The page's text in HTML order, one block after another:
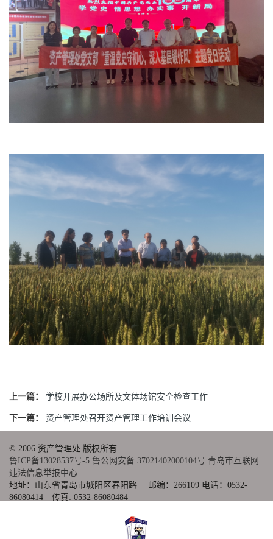
上一篇： 学校开展办公场所及文体场馆安全检查工作
下一篇： 资产管理处召开资产管理工作培训会议
© 2006 资产管理处 版权所有
鲁ICP备13028537号-5 鲁公网安备 37021402000104号 青岛市互联网
违法信息举报中心
地址：山东省青岛市城阳区春阳路 邮编：266109 电话：0532-
86080414 传真: 0532-86080484